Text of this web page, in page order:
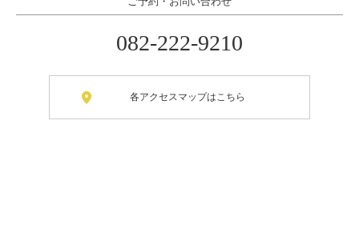
082-222-9210
各アクセスマップはこちら